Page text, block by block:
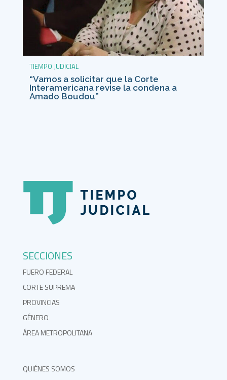
TIEMPO JUDICIAL
“Vamos a solicitar que la Corte
Interamericana revise la condena a
Amado Boudou”
SECCIONES
FUERO FEDERAL
CORTE SUPREMA
PROVINCIAS
GÉNERO
ÁREA METROPOLITANA
QUIÉNES SOMOS